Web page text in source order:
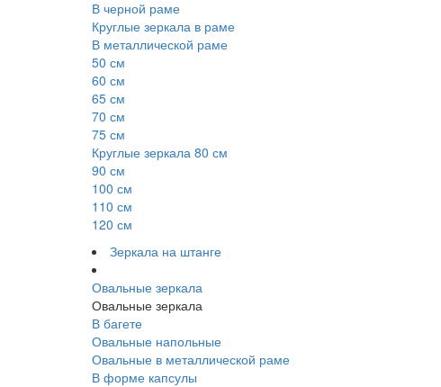
В черной раме
Круглые зеркала в раме
В металлической раме
50 см
60 см
65 см
70 см
75 см
Круглые зеркала 80 см
90 см
100 см
110 см
120 см
Зеркала на штанге
Овальные зеркала
Овальные зеркала
В багете
Овальные напольные
Овальные в металлической раме
В форме капсулы